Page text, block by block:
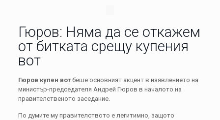
Гюров: Няма да се откажем
от битката срещу купения
вот
Гюров купен вотбеше основният акцент в изявлението на
министър-председателя Андрей Гюров в началото на
правителственото заседание.
По думите му правителството е легитимно, защото